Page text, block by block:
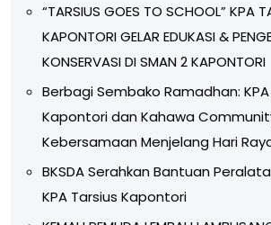
“TARSIUS GOES TO SCHOOL” KPA
KAPONTORI GELAR EDUKASI &
KONSERVASI DI SMAN 2 KAPONTORI
Berbagi Sembako Ramadhan:
Kapontori dan Kahawa
Kebersamaan Menjelang Hari
BKSDA Serahkan Bantuan
KPA Tarsius Kapontori